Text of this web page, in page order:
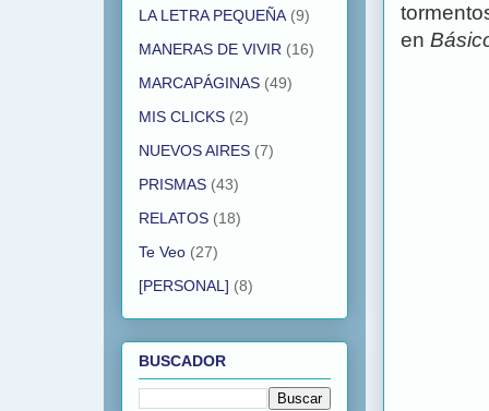
en
LA LETRA PEQUEÑA (9)
MANERAS DE VIVIR (16)
MARCAPÁGINAS (49)
MIS CLICKS (2)
NUEVOS AIRES (7)
PRISMAS (43)
RELATOS (18)
Te Veo (27)
[PERSONAL] (8)
BUSCADOR